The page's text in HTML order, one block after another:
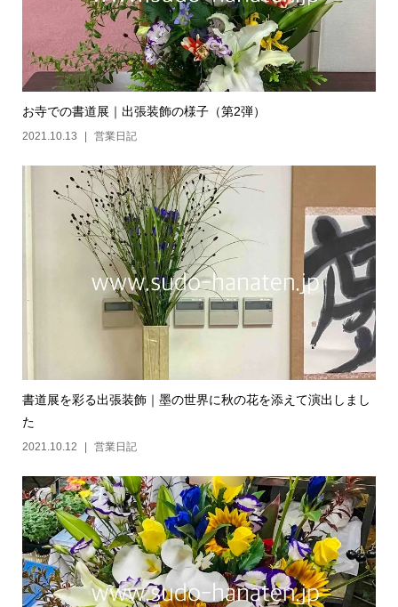
お寺での書道展｜出張装飾の様子（第2弾）
2021.10.13 営業日記
書道展を彩る出張装飾｜墨の世界に秋の花を添えて演出しまし
た
2021.10.12 営業日記